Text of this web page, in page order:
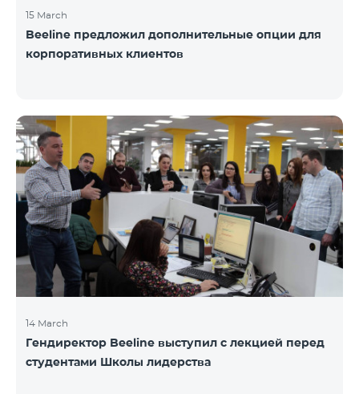
15 March
Beeline предложил дополнительные опции для
корпоративных клиентов
14 March
Гендиректор Beeline выступил с лекцией перед
студентами Школы лидерства